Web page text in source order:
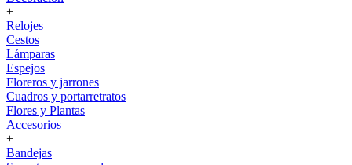
+
Relojes
Cestos
Lámparas
Espejos
Floreros y jarrones
Cuadros y portarretratos
Flores y Plantas
Accesorios
+
Bandejas